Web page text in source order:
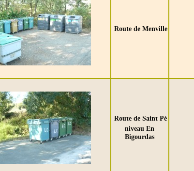
Route de Menville
Route de Saint Pé
niveau En
Bigourdas